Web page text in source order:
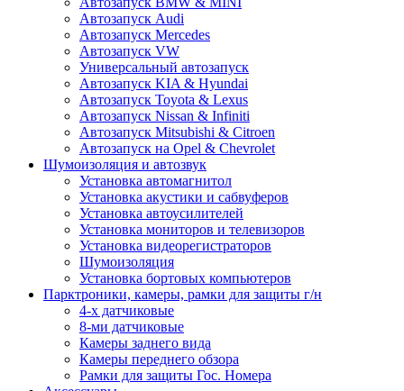
Автозапуск Audi
Автозапуск Mercedes
Автозапуск VW
Универсальный автозапуск
Автозапуск KIA & Hyundai
Автозапуск Toyota & Lexus
Автозапуск Nissan & Infiniti
Автозапуск Mitsubishi & Citroen
Автозапуск на Opel & Chevrolet
Шумоизоляция и автозвук
Установка автомагнитол
Установка акустики и сабвуферов
Установка автоусилителей
Установка мониторов и телевизоров
Установка видеорегистраторов
Шумоизоляция
Установка бортовых компьютеров
Парктроники, камеры, рамки для защиты г/н
4-х датчиковые
8-ми датчиковые
Камеры заднего вида
Камеры переднего обзора
Рамки для защиты Гос. Номера